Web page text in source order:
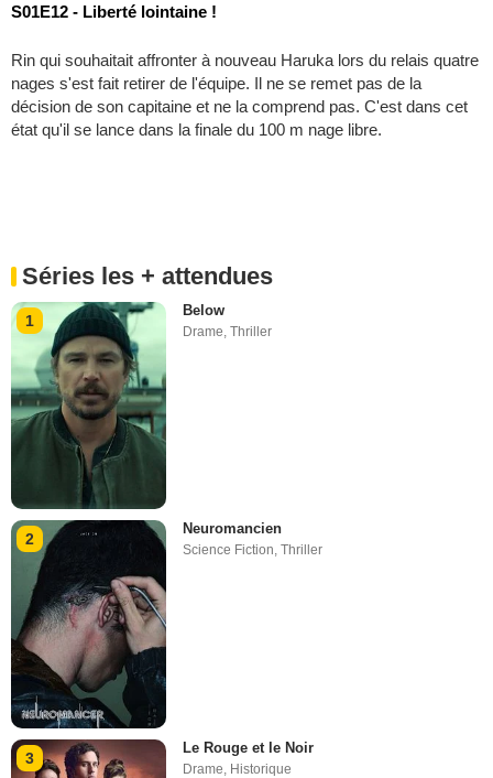
S01E12 - Liberté lointaine !
Rin qui souhaitait affronter à nouveau Haruka lors du relais quatre
nages s'est fait retirer de l'équipe. Il ne se remet pas de la
décision de son capitaine et ne la comprend pas. C'est dans cet
état qu'il se lance dans la finale du 100 m nage libre.
Séries les + attendues
1
Below
Drame,Thriller
2
Neuromancien
Science Fiction,Thriller
3
Le Rouge et le Noir
Drame Historique